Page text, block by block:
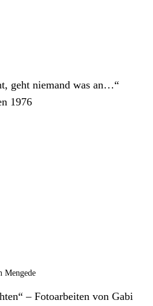
geht niemand was an…“
1976
Mengede
– Fotoarbeiten von Gabi